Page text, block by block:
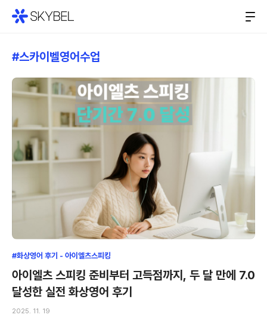
#스카이벨영어수업
#화상영어 후기 - 아이엘츠스피킹
아이엘츠 스피킹 준비부터 고득점까지, 두 달 만에 7.0
달성한 실전 화상영어 후기
2025. 11. 19